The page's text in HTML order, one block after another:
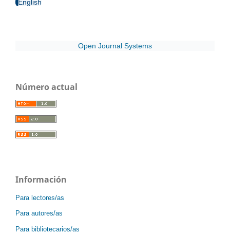
English
Open Journal Systems
Número actual
Información
Para lectores/as
Para autores/as
Para bibliotecarios/as